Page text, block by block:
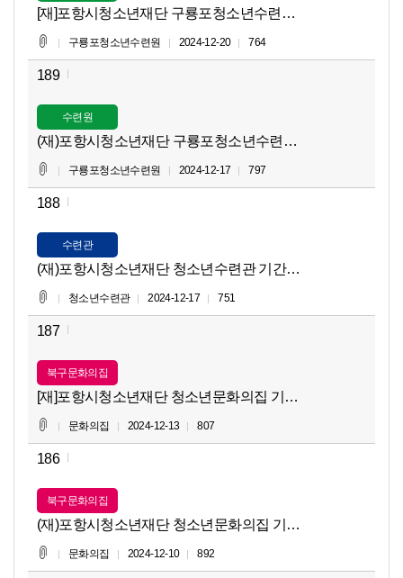
[재]포항시청소년재단 구룡포청소년수련원 기간제근로자 채
구룡포청소년수련원 2024-12-20 764
189
수련원
(재)포항시청소년재단 구룡포청소년수련원 기간제근로자(
구룡포청소년수련원 2024-12-17 797
188
수련관
(재)포항시청소년재단 청소년수련관 기간제근로자(환경정
청소년수련관 2024-12-17 751
187
북구문화의집
문화의집 2024-12-13 807
186
북구문화의집
(재)포항시청소년재단 청소년문화의집 기간제근로자(환경
문화의집 2024-12-10 892